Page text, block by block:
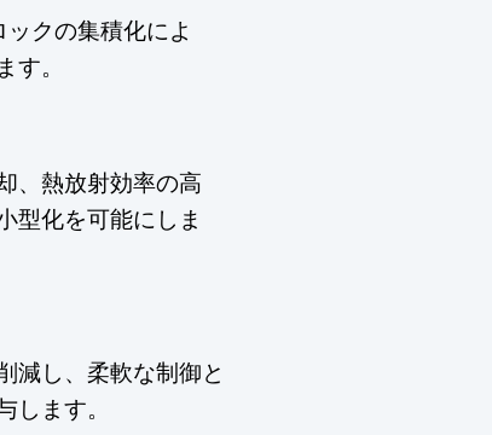
クの集積化によ
。
、熱放射効率の高
型化を可能にしま
減し、柔軟な制御と
ます。